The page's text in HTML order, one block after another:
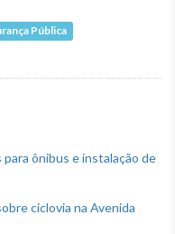
Pública
ônibus e instalação de
ciclovia na Avenida